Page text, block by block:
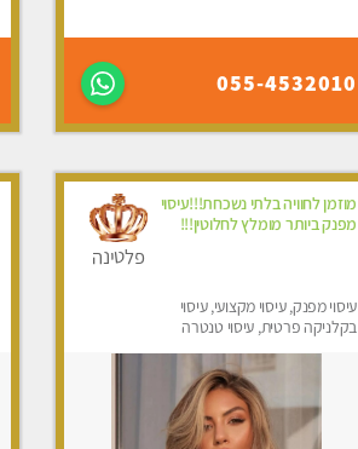
055-4532010
מוזמן לחוויה בלתי נשכחת!!!עיסוי
מפנק ביותר מומלץ לחלוטין!!!
עיסוי מפנק, עיסוי מקצועי, עיסוי
בקלניקה פרטית, עיסוי טנטרה
פלטינה